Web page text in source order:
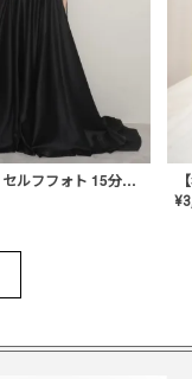
【大阪店】セルフフォト 15分撮り放題プラン
¥